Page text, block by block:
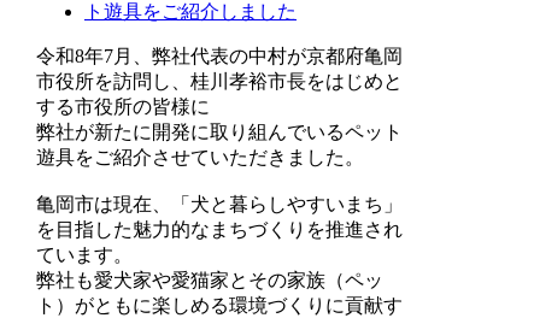
令和8年7月、弊社代表の中村が京都府亀岡
市役所を訪問し、桂川孝裕市長をはじめと
する市役所の皆様に
弊社が新たに開発に取り組んでいるペット
遊具をご紹介させていただきました。
亀岡市は現在、「犬と暮らしやすいまち」
を目指した魅力的なまちづくりを推進され
ています。
弊社も愛犬家や愛猫家とその家族（ペッ
ト）がともに楽しめる環境づくりに貢献す